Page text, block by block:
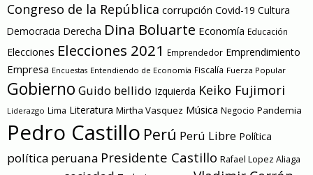
Congreso de la República corrupción Covid-19 Cultura
Democracia Derecha Dina Boluarte Economía Educación
Elecciones Elecciones 2021 Emprendedor Emprendimiento
Empresa Encuestas Entendiendo de Economía Fiscalía Fuerza Popular
Gobierno Guido bellido Izquierda Keiko Fujimori
Liderazgo Lima Literatura Mirtha Vasquez Música Negocio Pandemia
Pedro Castillo Perú Perú Libre Política
política peruana Presidente Castillo Rafael Lopez Aliaga